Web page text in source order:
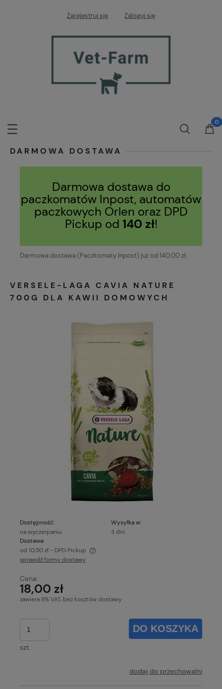
Zarejestruj się Zaloguj się
DARMOWA DOSTAWA
Darmowa dostawa do
paczkomatów Inpost, automatów
paczkowych Orlen oraz DPD
Pickup od 140 zł!
Darmowa dostawa (Paczkomaty Inpost) już od 140,00 zł.
VERSELE-LAGA CAVIA NATURE
700G DLA KAWII DOMOWYCH
Dostępność:
na wyczerpaniu
Wysyłka w:
3 dni
Dostawa:
od 10,50 zł - DPD Pickup
Cena nie zawiera ewentualnych kosztów płatności
sprawdź formy dostawy
Cena:
18,00 zł
zawiera 8% VAT, bez kosztów dostawy
szt.
DO KOSZYKA
dodaj do przechowalni